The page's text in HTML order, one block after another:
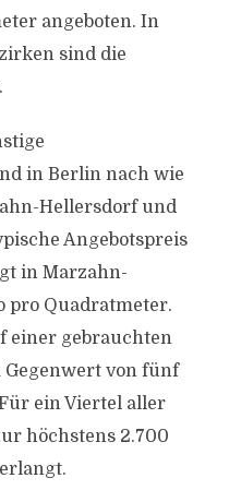
angeboten. In
sind die
in Berlin nach wie
Hellersdorf und
Angebotspreis
in Marzahn-
pro Quadratmeter.
einer gebrauchten
von fünf
ein Viertel aller
höchstens 2.700